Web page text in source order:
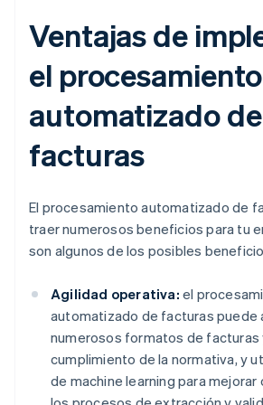
Ventajas de
el procesamiento
automatizado de
facturas
El procesamiento automatizado de
traer numerosos beneficios para tu
son algunos de los posibles
Agilidad operativa: el
automatizado de facturas puede
numerosos formatos de facturas
cumplimiento de la normativa, y
de machine learning para